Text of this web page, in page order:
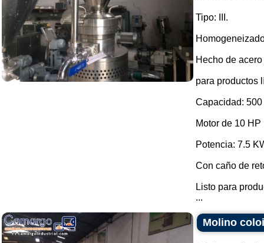
Tipo: III.
Hecho de
para productos
Capacidad: 500
Motor de 10 HP
Potencia: 7.5
Con caño de
Listo para
...
Molino